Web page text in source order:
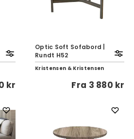
kr
Optic Soft Sofabord |
Rundt H52
Kristensen & Kristensen
Fra 3 880 kr